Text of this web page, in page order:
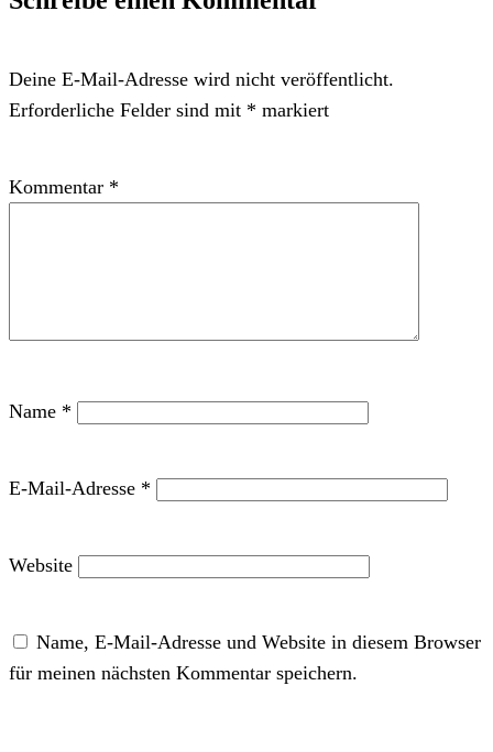
Deine E-Mail-Adresse wird nicht veröffentlicht.
Erforderliche Felder sind mit * markiert
Kommentar *
Name *
E-Mail-Adresse *
Website
Name, E-Mail-Adresse und Website in diesem Browser
für meinen nächsten Kommentar speichern.